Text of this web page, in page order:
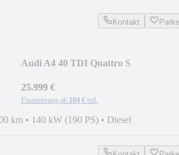
Kontakt
Audi A4 40 TDI Quattro S
25.999 €
Finanzierung ab 184 € mtl.
km • 140 kW (190 PS) • Diesel